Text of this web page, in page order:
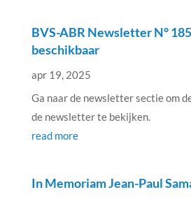
BVS-ABR Newsletter N°
beschikbaar
apr 19, 2025
Ga naar de newsletter sectie om
de newsletter te bekijken.
read more
In Memoriam Jean-Paul